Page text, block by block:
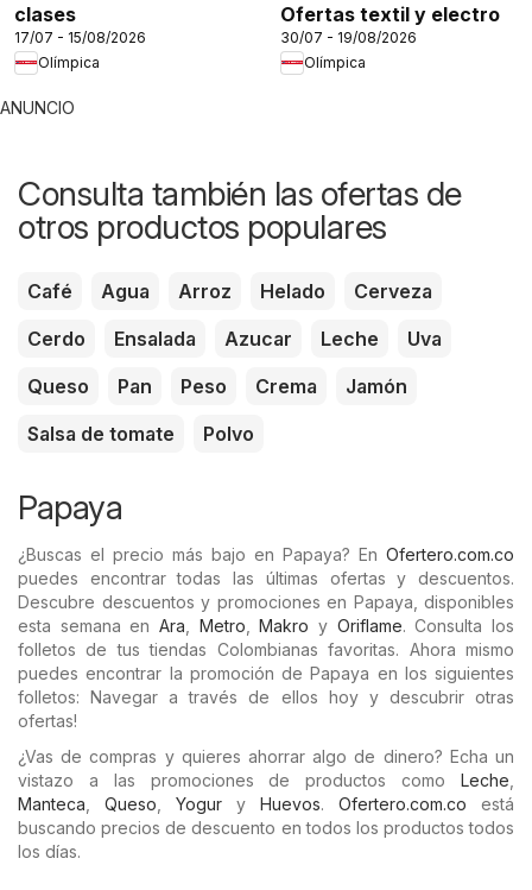
clases
17/07 - 15/08/2026
Olímpica
Ofertas textil y electro
30/07 - 19/08/2026
Olímpica
ANUNCIO
Consulta también las ofertas de
otros productos populares
Café Agua Arroz Helado
Cerveza
Cerdo
Ensalada Azucar Leche
Uva
Queso
Pan Peso Crema
Jamón
Salsa de tomate
Polvo
Papaya
¿Buscas el precio más bajo en Papaya? En Ofertero.com.co
puedes encontrar todas las últimas ofertas y descuentos.
Descubre descuentos y promociones en Papaya, disponibles
esta semana en Ara Metro ,Makro y Oriflame. Consulta los
folletos de tus tiendas Colombianas favoritas. Ahora mismo
puedes encontrar la promoción de Papaya en los siguientes
folletos: Navegar a través de ellos hoy y descubrir otras
ofertas!
¿Vas de compras y quieres ahorrar algo de dinero? Echa un
vistazo a las promociones de productos como Leche
Manteca
Queso Yogur y Huevos. Ofertero.com.co está
buscando precios de descuento en todos los productos todos
los días.